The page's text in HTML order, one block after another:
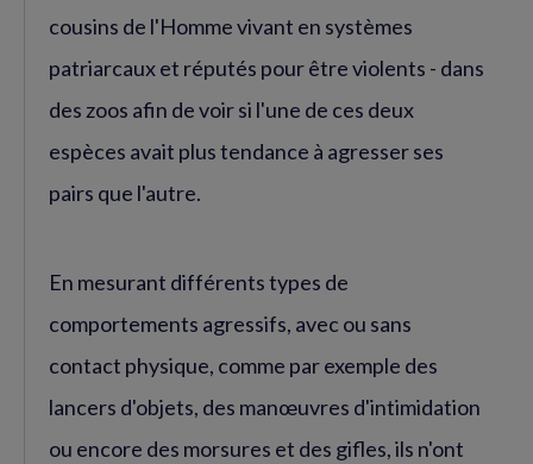
cousins de l'Homme vivant en systèmes
patriarcaux et réputés pour être violents - dans
des zoos afin de voir si l'une de ces deux
espèces avait plus tendance à agresser ses
pairs que l'autre.
En mesurant différents types de
comportements agressifs, avec ou sans
contact physique, comme par exemple des
lancers d'objets, des manœuvres d'intimidation
ou encore des morsures et des gifles, ils n'ont